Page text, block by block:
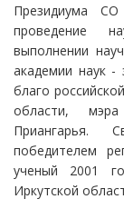
Президиума
проведение
выполнении
академии наук -
благо
области,
Приангарья.
победителем
ученый 2001
Иркутской